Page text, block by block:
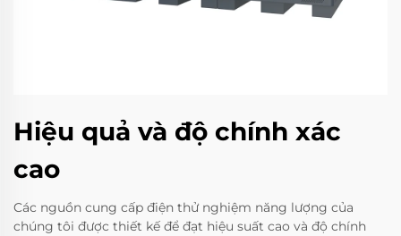
Hiệu quả và độ chính xác
cao
Các nguồn cung cấp điện thử nghiệm năng lượng của
chúng tôi được thiết kế để đạt hiệu suất cao và độ chính